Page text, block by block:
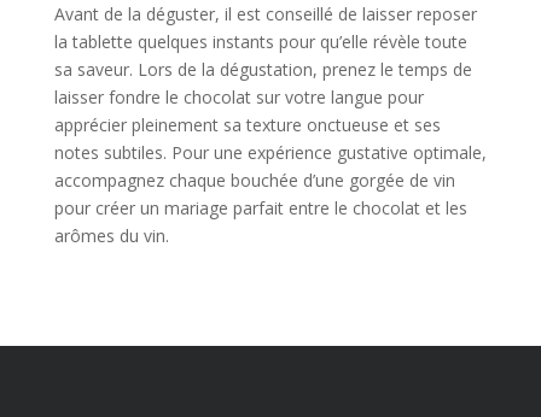
Avant de la déguster, il est conseillé de laisser reposer
la tablette quelques instants pour qu’elle révèle toute
sa saveur. Lors de la dégustation, prenez le temps de
laisser fondre le chocolat sur votre langue pour
apprécier pleinement sa texture onctueuse et ses
notes subtiles. Pour une expérience gustative optimale,
accompagnez chaque bouchée d’une gorgée de vin
pour créer un mariage parfait entre le chocolat et les
arômes du vin.